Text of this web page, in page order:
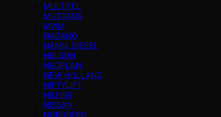
MULTITEL
MUSTANG
MWM
NAGANO
NANNI DIESEL
NELSON
NEOPLAN
NEW HOLLAND
NIFTYLIFT
NILFISK
NISSAN
NORDBERG